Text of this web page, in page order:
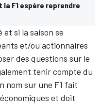
la F1 espère reprendre
si la saison se
et/ou actionnaires
des questions sur le
tenir compte du
nom sur une F1 fait
et doit